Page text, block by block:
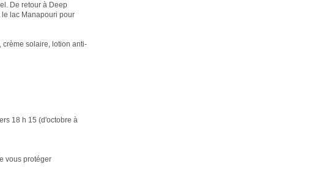
De retour à Deep
le lac Manapouri pour
crème solaire, lotion anti-
18 h 15 (d'octobre à
vous protéger